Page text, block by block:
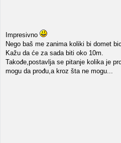
Impresivno
Nego baš me zanima koliki bi domet
Kažu da će za sada biti oko 10m.
Takođe,postavlja se pitanje kolika je
mogu da prođu,a kroz šta ne mogu...